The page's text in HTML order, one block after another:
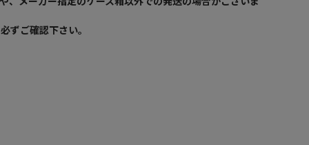
ずご確認下さい。